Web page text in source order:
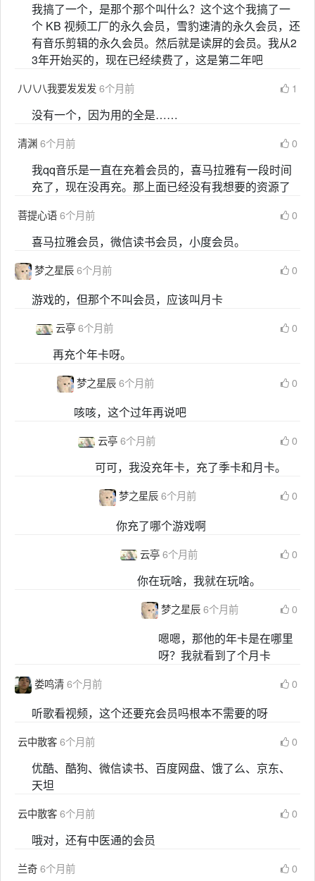
我搞了一个，是那个那个叫什么？这个这个我搞了一
个 KB 视频工厂的永久会员，雪豹速清的永久会员，还
有音乐剪辑的永久会员。然后就是读屏的会员。我从2
3年开始买的，现在已经续费了，这是第二年吧
八八八我要发发发6个月前 1
没有一个，因为用的全是……
清渊6个月前 0
我qq音乐是一直在充着会员的，喜马拉雅有一段时间
充了，现在没再充。那上面已经没有我想要的资源了
菩提心语6个月前 0
喜马拉雅会员，微信读书会员，小度会员。
梦之星辰6个月前 0
游戏的，但那个不叫会员，应该叫月卡
云亭6个月前 0
再充个年卡呀。
梦之星辰6个月前 0
咳咳，这个过年再说吧
云亭6个月前 0
可可，我没充年卡，充了季卡和月卡。
梦之星辰6个月前 0
你充了哪个游戏啊
云亭6个月前 0
你在玩啥，我就在玩啥。
梦之星辰6个月前 0
嗯嗯，那他的年卡是在哪里
呀？我就看到了个月卡
娄鸣清6个月前 0
听歌看视频，这个还要充会员吗根本不需要的呀
云中散客6个月前 0
优酷、酷狗、微信读书、百度网盘、饿了么、京东、
天坦
云中散客6个月前 0
哦对，还有中医通的会员
兰奇6个月前 0